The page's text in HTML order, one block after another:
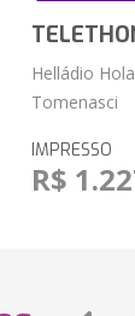
Helládio
Tomenasci
IMPRESSO
R$